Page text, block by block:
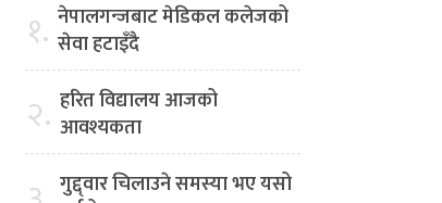
१. नेपालगन्जबाट मेडिकल कलेजको
सेवा हटाइँदै
२. हरित विद्यालय आजको
आवश्यकता
गुद्द्वार चिलाउने समस्या भए यसो